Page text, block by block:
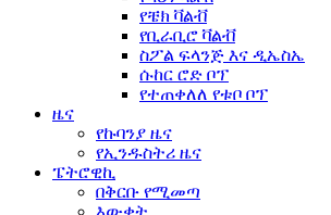
የቼክ ቫልቭ
የቢራቢሮ ቫልቭ
ስፖል ፍላንጅ እና ዲኤስኤ
ሱከር ሮድ ቦፕ
የተጠቀለለ የቱቦ ቦፕ
ዜና
የኩባንያ ዜና
የኢንዱስትሪ ዜና
ፔትሮዊኪ
በቅርቡ የሚመጣ
እውቀት